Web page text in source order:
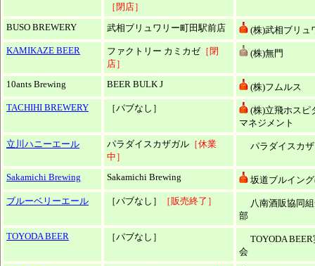
［閉店］
BUSO BREWERY 武相ブリュワリー町田駅前店
(株)武相ブリュ
KAMIKAZE BEER
ファクトリー カミカゼ［閉
店］
(株)無門
10ants Brewing BEER BULK J
(株)フムルス
TACHIHI BREWERY
［パブなし］
(株)立飛ホスピ
マネジメント
立川ハニーエール
パラダイスカザガル ［休業
中］
パラダイスカ
Sakamichi Brewing Sakamichi Brewing
坂道ブルイン
ブルーベリーエール
［パブなし］ ［販売終了］
八南酒販協同
部
TOYODA BEER
［パブなし］
TOYODA
会